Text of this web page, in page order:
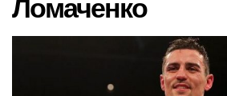
Ломаченко